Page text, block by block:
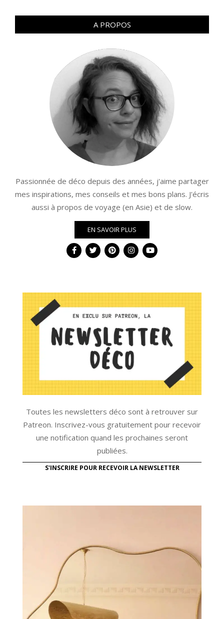
A PROPOS
Passionnée de déco depuis des années, j'aime partager
mes inspirations, mes conseils et mes bons plans. J'écris
aussi à propos de voyage (en Asie) et de slow.
EN SAVOIR PLUS
Toutes les newsletters déco sont à retrouver sur
Patreon. Inscrivez-vous gratuitement pour recevoir
une notification quand les prochaines seront
publiées.
S'INSCRIRE POUR RECEVOIR LA NEWSLETTER